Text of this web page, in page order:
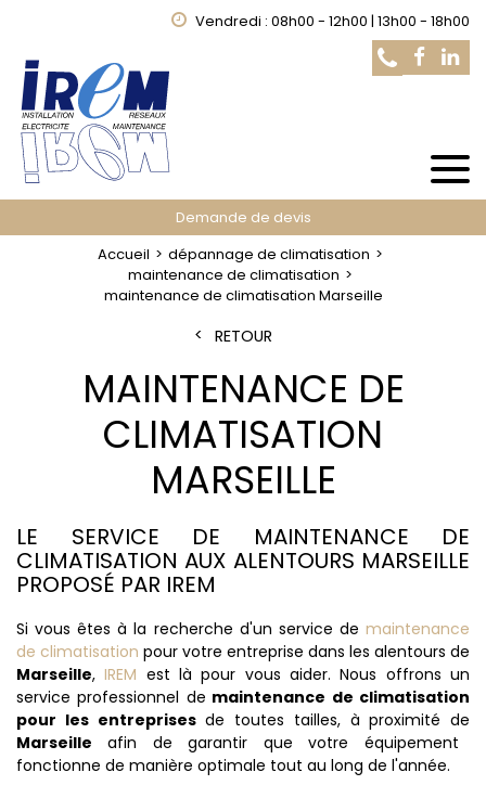
Vendredi : 08h00 - 12h00 | 13h00 - 18h00
Demande de devis
Accueil
dépannage de climatisation
maintenance de climatisation
maintenance de climatisation Marseille
RETOUR
MAINTENANCE DE
CLIMATISATION
MARSEILLE
LE SERVICE DE MAINTENANCE DE
CLIMATISATION AUX ALENTOURS MARSEILLE
PROPOSÉ PAR IREM
Si vous êtes à la recherche d'un service de maintenance
de climatisation pour votre entreprise dans les alentours de
Marseille,IREM est là pour vous aider. Nous offrons un
service professionnel de maintenance de climatisation
pour les entreprisesde toutes tailles, à proximité de
Marseille afin de garantir que votre équipement
fonctionne de manière optimale tout au long de l'année.